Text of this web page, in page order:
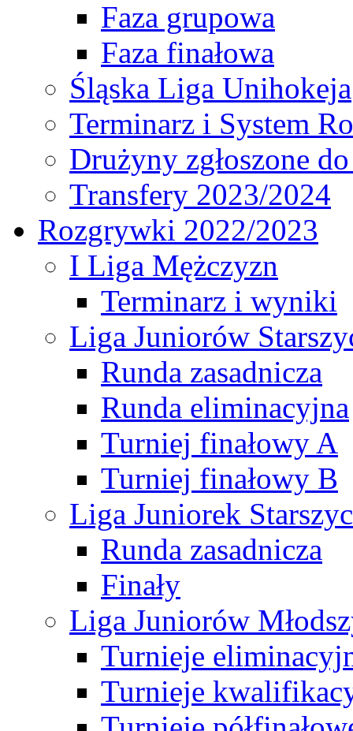
Faza grupowa
Faza finałowa
Śląska Liga Unihokeja
Terminarz i System
Drużyny zgłoszone
Transfery 2023/2024
Rozgrywki 2022/2023
I Liga Mężczyzn
Terminarz i wyniki
Liga Juniorów
Runda zasadnicza
Runda eliminacyjna
Turniej finałowy A
Turniej finałowy B
Liga Juniorek
Runda zasadnicza
Finały
Liga Juniorów
Turnieje
Turnieje